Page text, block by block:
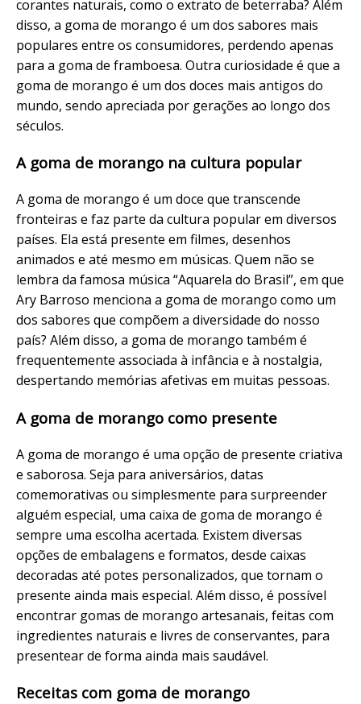
corantes naturais, como o extrato de beterraba? Além
disso, a goma de morango é um dos sabores mais
populares entre os consumidores, perdendo apenas
para a goma de framboesa. Outra curiosidade é que a
goma de morango é um dos doces mais antigos do
mundo, sendo apreciada por gerações ao longo dos
séculos.
A goma de morango na cultura popular
A goma de morango é um doce que transcende
fronteiras e faz parte da cultura popular em diversos
países. Ela está presente em filmes, desenhos
animados e até mesmo em músicas. Quem não se
lembra da famosa música “Aquarela do Brasil”, em que
Ary Barroso menciona a goma de morango como um
dos sabores que compõem a diversidade do nosso
país? Além disso, a goma de morango também é
frequentemente associada à infância e à nostalgia,
despertando memórias afetivas em muitas pessoas.
A goma de morango como presente
A goma de morango é uma opção de presente criativa
e saborosa. Seja para aniversários, datas
comemorativas ou simplesmente para surpreender
alguém especial, uma caixa de goma de morango é
sempre uma escolha acertada. Existem diversas
opções de embalagens e formatos, desde caixas
decoradas até potes personalizados, que tornam o
presente ainda mais especial. Além disso, é possível
encontrar gomas de morango artesanais, feitas com
ingredientes naturais e livres de conservantes, para
presentear de forma ainda mais saudável.
Receitas com goma de morango